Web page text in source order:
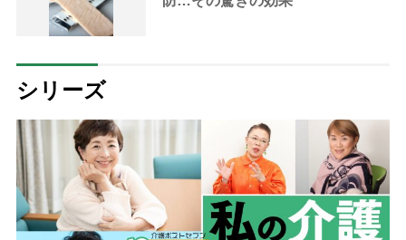
シリーズ